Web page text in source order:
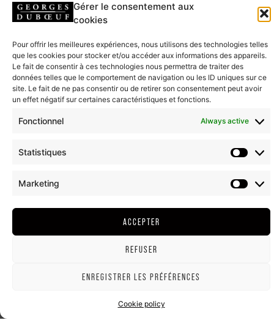
Gérer le consentement aux
cookies
Pour offrir les meilleures expériences, nous utilisons des technologies telles
que les cookies pour stocker et/ou accéder aux informations des appareils.
Le fait de consentir à ces technologies nous permettra de traiter des
données telles que le comportement de navigation ou les ID uniques sur ce
site. Le fait de ne pas consentir ou de retirer son consentement peut avoir
un effet négatif sur certaines caractéristiques et fonctions.
Fonctionnel Always active
Statistiques
Marketing
ACCEPTER
REFUSER
ENREGISTRER LES PRÉFÉRENCES
Cookie policy